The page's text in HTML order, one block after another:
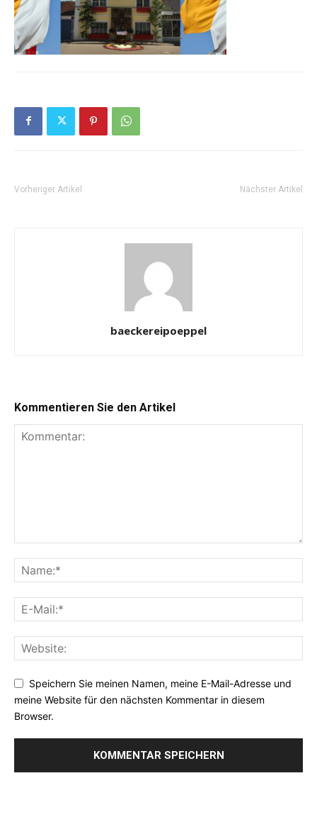
Vorheriger Artikel Nächster Artikel
baeckereipoeppel
Kommentieren Sie den Artikel
Speichern Sie meinen Namen, meine E-Mail-Adresse und
meine Website für den nächsten Kommentar in diesem
Browser.